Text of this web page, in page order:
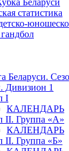
Беларуси
статистика
Беларуси.
1
I
КАЛЕНДАРЬ
II. Группа «А»
КАЛЕНДАРЬ
II. Группа «Б»